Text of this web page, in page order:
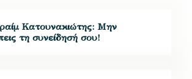
Κατουνακιώτης: Μην
τη συνείδησή σου!